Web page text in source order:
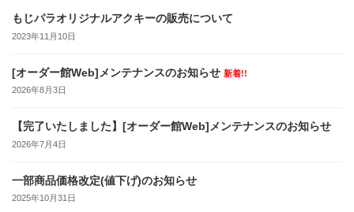
ビ
ゲ
ー
シ
ョ
ン
もじパラオリジナルアクキーの販売について
2023年11月10日
[オーダー館Web]メンテナンスのお知らせ 新着!!
2026年8月3日
【完了いたしました】[オーダー館Web]メンテナンスのお知らせ
2026年7月4日
一部商品価格改定(値下げ)のお知らせ
2025年10月31日